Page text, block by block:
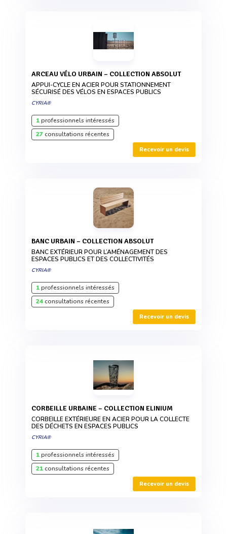
ARCEAU VÉLO URBAIN – COLLECTION ABSOLUT
APPUI-CYCLE EN ACIER POUR STATIONNEMENT
SÉCURISÉ DES VÉLOS EN ESPACES PUBLICS
CYRIA®
1professionnels intéressés
27consultations récentes
Recevoir un devis
BANC URBAIN – COLLECTION ABSOLUT
BANC EXTÉRIEUR POUR L’AMÉNAGEMENT DES
ESPACES PUBLICS ET DES COLLECTIVITÉS
CYRIA®
1professionnels intéressés
24consultations récentes
Recevoir un devis
CORBEILLE URBAINE – COLLECTION ELINIUM
CORBEILLE EXTÉRIEURE EN ACIER POUR LA COLLECTE
DES DÉCHETS EN ESPACES PUBLICS
CYRIA®
1professionnels intéressés
21consultations récentes
Recevoir un devis